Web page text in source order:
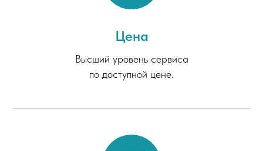
Цена
Высший уровень сервиса
по доступной цене.